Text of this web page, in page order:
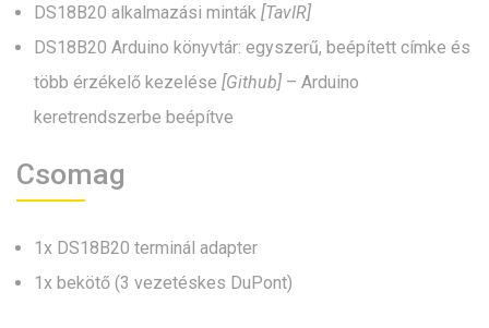
DS18B20 alkalmazási minták [TavIR]
DS18B20 Arduino könyvtár: egyszerű, beépített címke és
több érzékelő kezelése [Github] – Arduino
keretrendszerbe beépítve
Csomag
1x DS18B20 terminál adapter
1x bekötő (3 vezetéskes DuPont)